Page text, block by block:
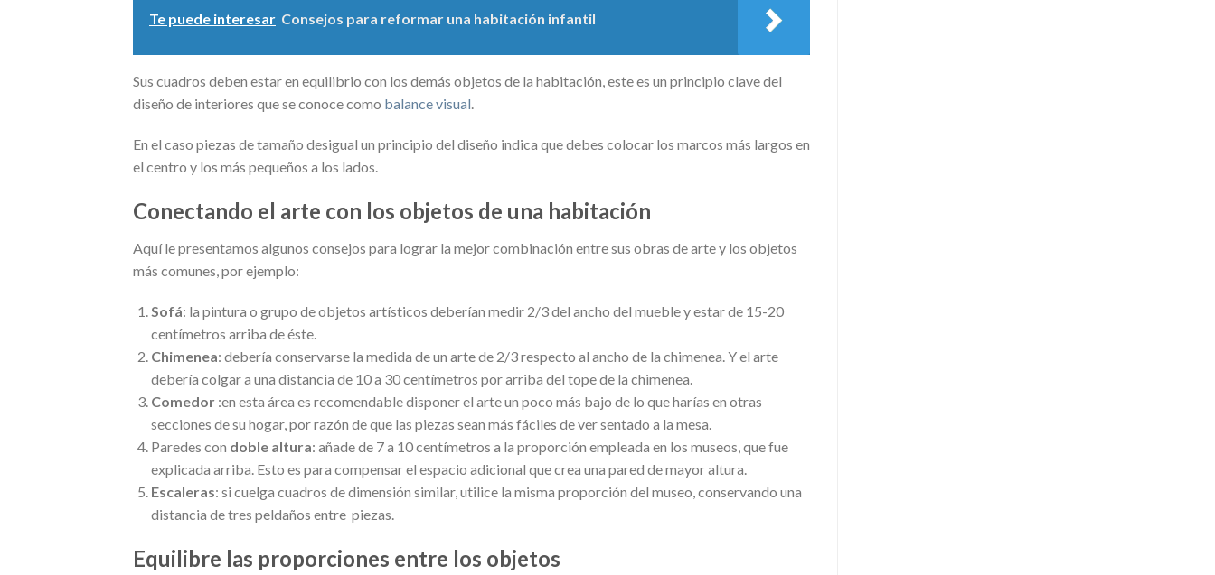
Te puede interesar Consejos para reformar una habitación infantil
Sus cuadros deben estar en equilibrio con los demás objetos de la habitación, este es un principio clave del
diseño de interiores que se conoce como balance visual.
En el caso piezas de tamaño desigual un principio del diseño indica que debes colocar los marcos más largos en
el centro y los más pequeños a los lados.
Conectando el arte con los objetos de una habitación
Aquí le presentamos algunos consejos para lograr la mejor combinación entre sus obras de arte y los objetos
más comunes, por ejemplo:
Sofá: la pintura o grupo de objetos artísticos deberían medir 2/3 del ancho del mueble y estar de 15-20
centímetros arriba de éste.
Chimenea: debería conservarse la medida de un arte de 2/3 respecto al ancho de la chimenea. Y el arte
debería colgar a una distancia de 10 a 30 centímetros por arriba del tope de la chimenea.
Comedor :en esta área es recomendable disponer el arte un poco más bajo de lo que harías en otras
secciones de su hogar, por razón de que las piezas sean más fáciles de ver sentado a la mesa.
Paredes con doble altura: añade de 7 a 10 centímetros a la proporción empleada en los museos, que fue
explicada arriba. Esto es para compensar el espacio adicional que crea una pared de mayor altura.
Escaleras: si cuelga cuadros de dimensión similar, utilice la misma proporción del museo, conservando una
distancia de tres peldaños entre piezas.
Equilibre las proporciones entre los objetos